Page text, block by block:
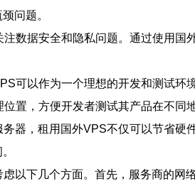
问题。
数据安全和隐私问题。通过使用国
可以作为一个理想的开发和测试环
置，方便开发者测试其产品在不同
器，租用国外VPS不仅可以节省硬
以下几个方面。首先，服务商的网